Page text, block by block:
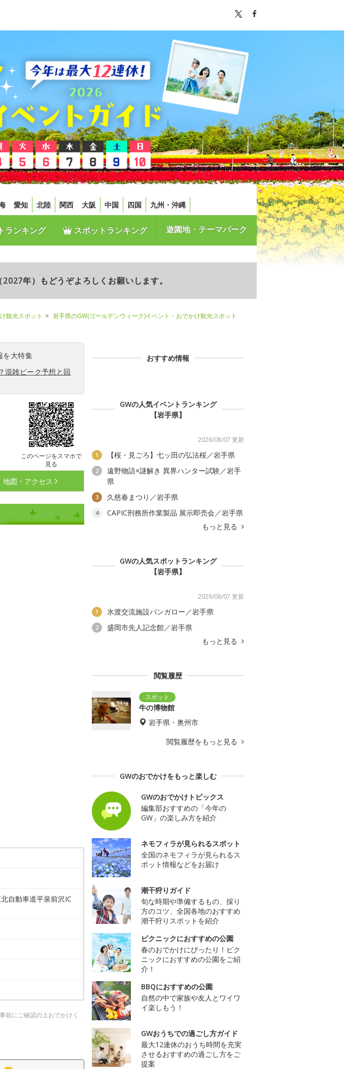
愛知 北陸 関西 大阪 中国 四国 九州・沖縄
ランキング スポットランキング 遊園地・テーマパーク
年）もどうぞよろしくお願いします。
観光スポット
岩手県のGW(ゴールデンウィーク)イベント・おでかけ観光スポット
を大特集
混雑ピーク予想と回
このページをスマホで
見る
地図・アクセス
自動車道平泉前沢IC
前にご確認の上おでかけく
おすすめ情報
GWの人気イベントランキング
【岩手県】
2026/08/07 更新
1 【桜・見ごろ】七ッ田の弘法桜／岩手県
2
遠野物語×謎解き 異界ハンター試験／岩手
県
3 久慈春まつり／岩手県
4
CAPIC刑務所作業製品 展示即売会／岩手県
もっと見る
GWの人気スポットランキング
【岩手県】
2026/08/07 更新
1 氷渡交流施設バンガロー／岩手県
2
盛岡市先人記念館／岩手県
もっと見る
閲覧履歴
牛の博物館
岩手県・奥州市
閲覧履歴をもっと見る
GWのおでかけをもっと楽しむ
GWのおでかけトピックス
編集部おすすめの「今年の
GW」の楽しみ方を紹介
ネモフィラが見られるスポット
全国のネモフィラが見られるス
ポット情報などをお届け
潮干狩りガイド
旬な時期や準備するもの、採り
方のコツ、全国各地のおすすめ
潮干狩りスポットを紹介
ピクニックにおすすめの公園
春のおでかけにぴったり！ピク
ニックにおすすめの公園をご紹
介！
BBQにおすすめの公園
自然の中で家族や友人とワイワ
イ楽しもう！
GWおうちでの過ごし方ガイド
最大12連休のおうち時間を充実
させるおすすめの過ごし方をご
提案